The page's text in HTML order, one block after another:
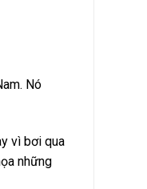
Nó
vì bơi qua
những